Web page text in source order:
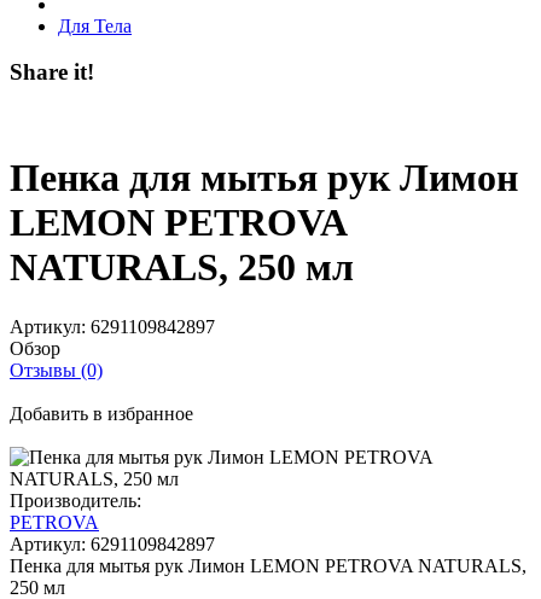
Для Тела
Share it!
Пенка для мытья рук Лимон
LEMON PETROVA
NATURALS, 250 мл
Артикул: 6291109842897
Обзор
Отзывы (0)
Добавить в избранное
Производитель:
PETROVA
Артикул: 6291109842897
Пенка для мытья рук Лимон LEMON PETROVA NATURALS,
250 мл